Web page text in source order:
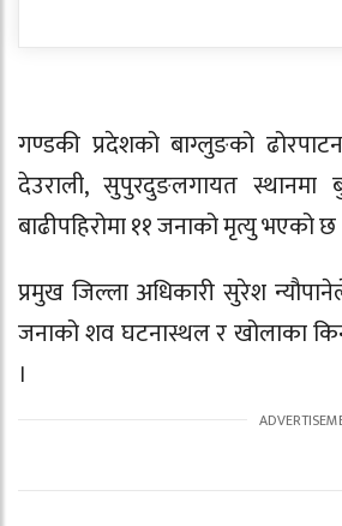
गण्डकी प्रदेशको बाग्लुङको
देउराली, सुपुरदुङलगायत स्थानमा
बाढीपहिरोमा ११ जनाको मृत्यु भएको छ
प्रमुख जिल्ला अधिकारी सुरेश
जनाको शव घटनास्थल र खोलाका
।